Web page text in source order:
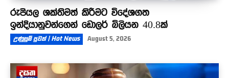
රුපියල ශක්තිමත් කිරීමට විදේශගත
ඉන්දියානුවන්ගෙන් ඩොලර් බිලියන 40.8ක්
උණුසුම් පුවත් | Hot News August 5, 2026